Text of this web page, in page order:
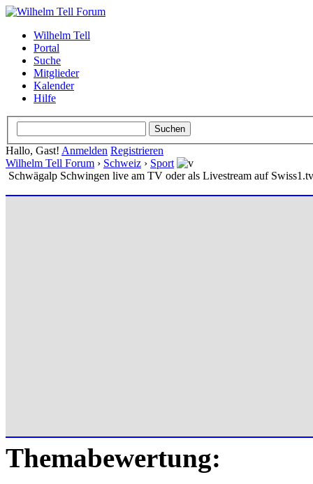
Wilhelm Tell
Portal
Suche
Mitglieder
Kalender
Hilfe
Hallo, Gast! Anmelden Registrieren
Wilhelm Tell Forum › Schweiz › Sport
Schwägalp Schwingen live am TV oder als Livestream auf Swiss1.tv
Themabewertung: